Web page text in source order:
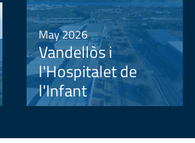
<
May 2026
Vandellòs i
l'Hospitalet de
l'Infant